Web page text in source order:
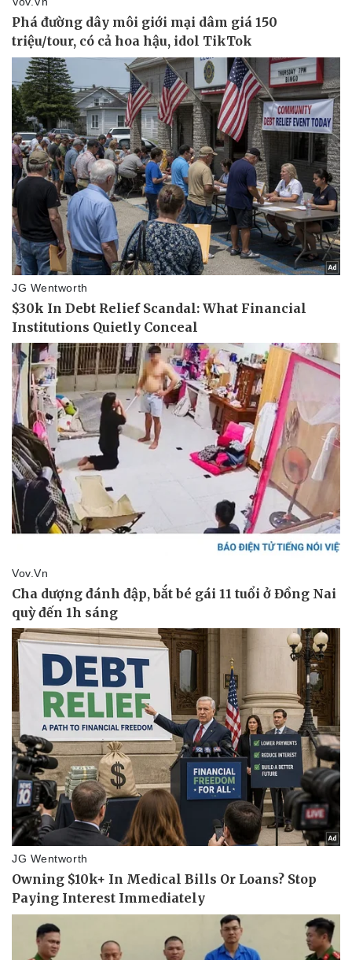
Sức khỏe
Dinh dưỡng - món ngon
Cây thuốc
Sản phụ khoa
Nhi khoa
Nam khoa
Làm đẹp - giảm cân
Phòng mạch online
Ăn sạch sống khỏe
Đời sống
Nhà đẹp
Blog
Tình yêu - Gia đình